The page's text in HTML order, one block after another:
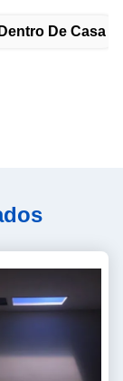
De Casa